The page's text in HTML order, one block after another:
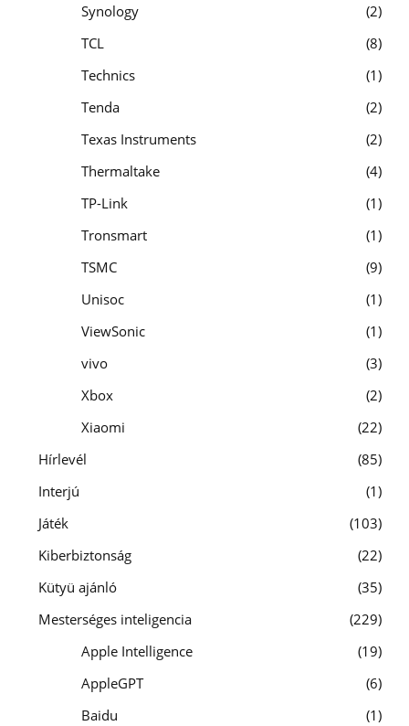
Synology
2
TCL
8
Technics
1
Tenda
2
Texas Instruments
2
Thermaltake
4
TP-Link
1
Tronsmart
1
TSMC
9
Unisoc
1
ViewSonic
1
vivo
3
Xbox
2
Xiaomi
22
Hírlevél
85
Interjú
1
Játék
103
Kiberbiztonság
22
Kütyü ajánló
35
Mesterséges inteligencia
229
Apple Intelligence
19
AppleGPT
6
Baidu
1